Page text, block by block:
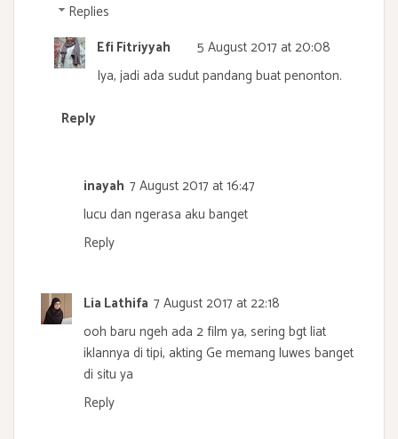
Replies
Efi Fitriyyah
5 August 2017 at 20:08
Iya, jadi ada sudut pandang buat penonton.
Reply
inayah 7 August 2017 at 16:47
lucu dan ngerasa aku banget
Reply
Lia Lathifa 7 August 2017 at 22:18
ooh baru ngeh ada 2 film ya, sering bgt liat
iklannya di tipi, akting Ge memang luwes banget
di situ ya
Reply